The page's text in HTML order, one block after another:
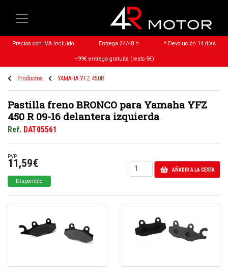
Precios con IVA incluido Entrega 24/48 h * Devolución 14 días
+99€ entrega gratuita (resto 5€)
Productos YAMAHA YFZ 450R
Pastilla freno BRONCO para Yamaha YFZ
450 R 09-16 delantera izquierda
Ref. DAT05561
PVP
11,59€
Disponible
AÑADIR A LA CESTA